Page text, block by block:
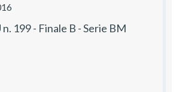
n. 199 - Finale B - Serie BM